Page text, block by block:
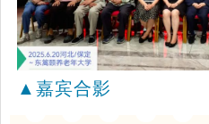
▲ 嘉宾合影